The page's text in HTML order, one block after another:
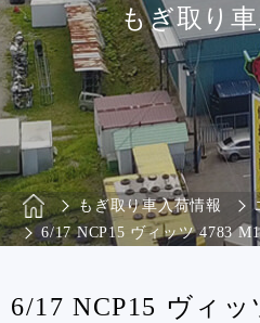
もぎ取り
もぎ取り車入荷情報
6/17 NCP15 ヴィッツ 4783
6/17 NCP15 ヴィ